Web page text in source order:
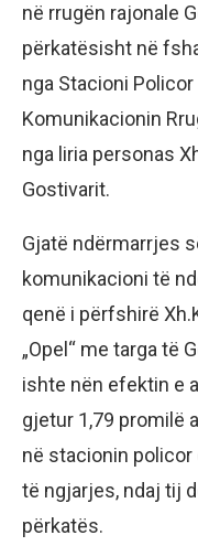
në rrugën rajonale
përkatësisht në
nga Stacioni
Komunikacionin
nga liria personas
Gostivarit.
Gjatë ndërmarrjes
komunikacioni të
qenë i përfshirë
„Opel“ me targa të
ishte nën efektin e
gjetur 1,79 promilë
në stacionin
të ngjarjes, ndaj tij
përkatës.